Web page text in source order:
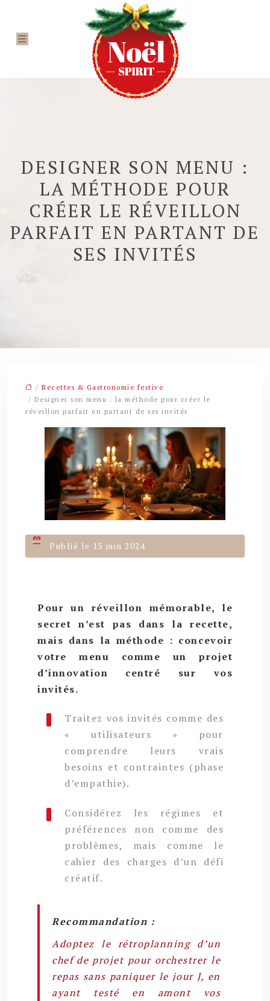
DESIGNER SON MENU :
LA MÉTHODE POUR
CRÉER LE RÉVEILLON
PARFAIT EN PARTANT DE
SES INVITÉS
/ Recettes & Gastronomie festive
/ Designer son menu : la méthode pour créer le
réveillon parfait en partant de ses invités
Publié le 15 juin 2024
Pour un réveillon mémorable, le
secret n’est pas dans la recette,
mais dans la méthode : concevoir
votre menu comme un projet
d’innovation centré sur vos
invités.
Traitez vos invités comme des
« utilisateurs » pour
comprendre leurs vrais
besoins et contraintes (phase
d’empathie).
Considérez les régimes et
préférences non comme des
problèmes, mais comme le
cahier des charges d’un défi
créatif.
Recommandation :
Adoptez le rétroplanning d’un
chef de projet pour orchestrer le
repas sans paniquer le jour J, en
ayant testé en amont vos